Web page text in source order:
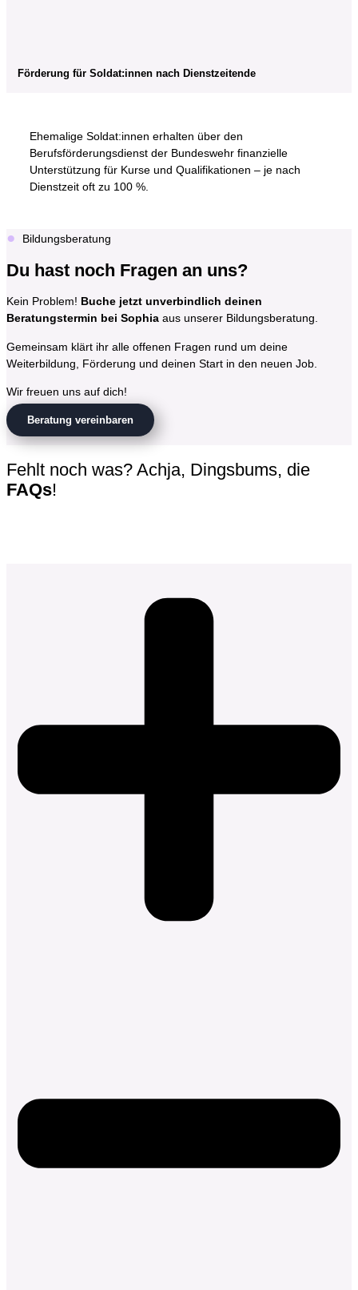
Förderung für Soldat:innen nach Dienstzeitende
Ehemalige Soldat:innen erhalten über den
Berufsförderungsdienst der Bundeswehr finanzielle
Unterstützung für Kurse und Qualifikationen – je nach
Dienstzeit oft zu 100 %.
● Bildungsberatung
Du hast noch Fragen an uns?
Kein Problem! Buche jetzt unverbindlich deinen
Beratungstermin bei Sophia aus unserer Bildungsberatung.
Gemeinsam klärt ihr alle offenen Fragen rund um deine
Weiterbildung, Förderung und deinen Start in den neuen Job.
Wir freuen uns auf dich!
Beratung vereinbaren
Fehlt noch was? Achja, Dingsbums, die
FAQs!